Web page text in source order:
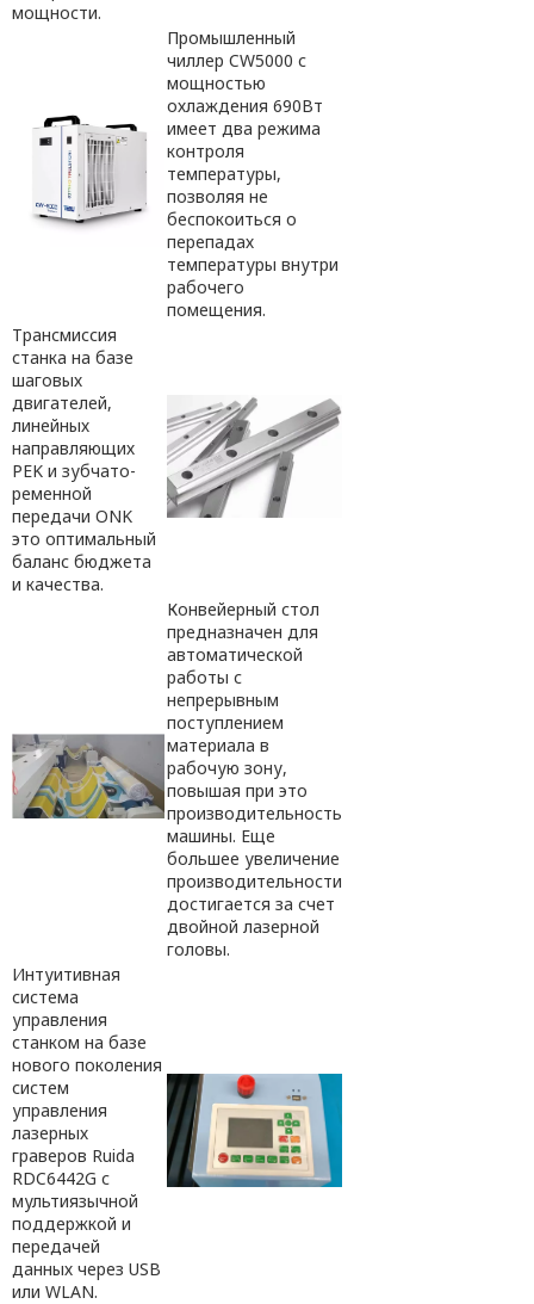
мощности.
Промышленный
чиллер CW5000 с
мощностью
охлаждения 690Вт
имеет два режима
контроля
температуры,
позволяя не
беспокоиться о
перепадах
температуры внутри
рабочего
помещения.
Трансмиссия
станка на базе
шаговых
двигателей,
линейных
направляющих
PEK и зубчато-
ременной
передачи ONK
это оптимальный
баланс бюджета
и качества.
Конвейерный стол
предназначен для
автоматической
работы с
непрерывным
поступлением
материала в
рабочую зону,
повышая при это
производительность
машины. Еще
большее увеличение
производительности
достигается за счет
двойной лазерной
головы.
Интуитивная
система
управления
станком на базе
нового поколения
систем
управления
лазерных
граверов Ruida
RDC6442G с
мультиязычной
поддержкой и
передачей
данных через USB
или WLAN.